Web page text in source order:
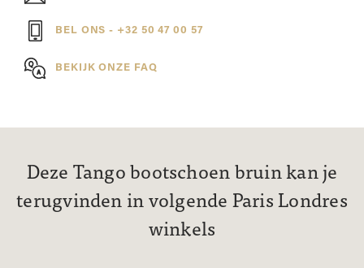
BEL ONS - +32 50 47 00 57
BEKIJK ONZE FAQ
Deze Tango bootschoen bruin kan je
terugvinden in volgende Paris Londres
winkels